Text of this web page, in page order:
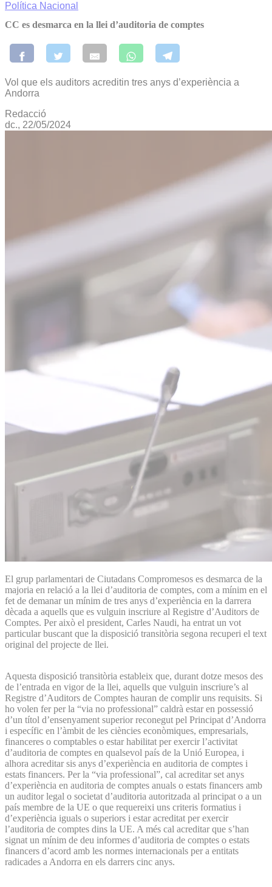
Política Nacional
CC es desmarca en la llei d’auditoria de comptes
Vol que els auditors acreditin tres anys d’experiència a
Andorra
Redacció
dc., 22/05/2024
El grup parlamentari de Ciutadans Compromesos es desmarca de la
majoria en relació a la llei d’auditoria de comptes, com a mínim en el
fet de demanar un mínim de tres anys d’experiència en la darrera
dècada a aquells que es vulguin inscriure al Registre d’Auditors de
Comptes. Per això el president, Carles Naudi, ha entrat un vot
particular buscant que la disposició transitòria segona recuperi el text
original del projecte de llei.
Aquesta disposició transitòria estableix que, durant dotze mesos des
de l’entrada en vigor de la llei, aquells que vulguin inscriure’s al
Registre d’Auditors de Comptes hauran de complir uns requisits. Si
ho volen fer per la “via no professional” caldrà estar en possessió
d’un títol d’ensenyament superior reconegut pel Principat d’Andorra
i específic en l’àmbit de les ciències econòmiques, empresarials,
financeres o comptables o estar habilitat per exercir l’activitat
d’auditoria de comptes en qualsevol país de la Unió Europea, i
alhora acreditar sis anys d’experiència en auditoria de comptes i
estats financers. Per la “via professional”, cal acreditar set anys
d’experiència en auditoria de comptes anuals o estats financers amb
un auditor legal o societat d’auditoria autoritzada al principat o a un
país membre de la UE o que requereixi uns criteris formatius i
d’experiència iguals o superiors i estar acreditat per exercir
l’auditoria de comptes dins la UE. A més cal acreditar que s’han
signat un mínim de deu informes d’auditoria de comptes o estats
financers d’acord amb les normes internacionals per a entitats
radicades a Andorra en els darrers cinc anys.